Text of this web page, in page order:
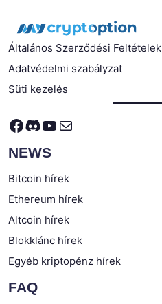
Általános Szerződési Feltételek
Adatvédelmi szabályzat
Süti kezelés
Facebook
Discord
YouTube
Mail
NEWS
Bitcoin hírek
Ethereum hírek
Altcoin hírek
Blokklánc hírek
Egyéb kriptopénz hírek
FAQ